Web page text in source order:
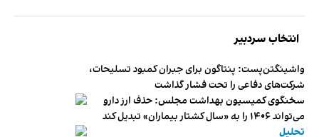
انتخاب سردبیر
واشینگتن‌پست: پنتاگون برای جبران کمبود تسلیحات،
شرکت‌های دفاعی را تحت فشار گذاشت
سخنگوی کمیسیون بهداشت مجلس: حذف ارز دارو
می‌تواند ۱۴۰۶ را به «سال کشتار بیماران» تبدیل کند
تحلیل